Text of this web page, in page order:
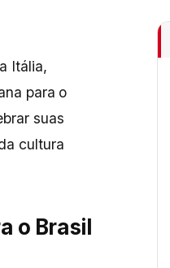
Itália,
para o
suas
cultura
o Brasil